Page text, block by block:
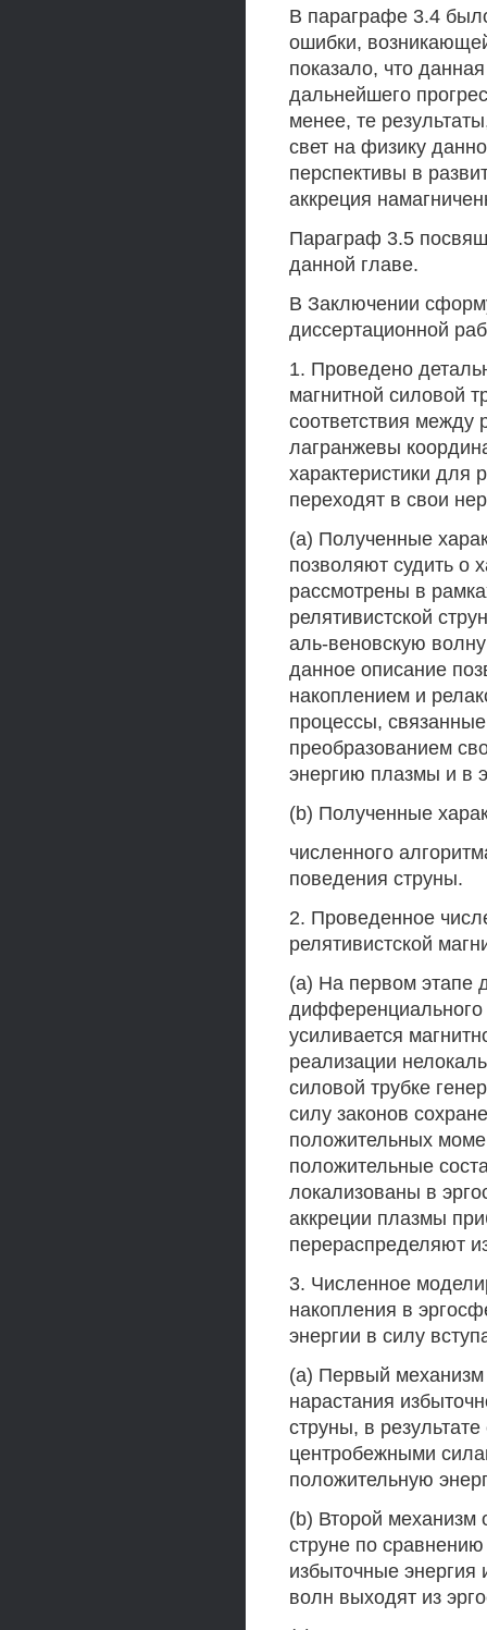
В параграфе 3.4
ошибки,
показало, что
дальнейшего
менее, те
свет на физику
перспективы в
аккреция
Параграф 3.5
данной главе.
В Заключении
диссертационной
1. Проведено
магнитной силовой
соответствия между
лагранжевы
характеристики для
переходят в свои
(a) Полученные
позволяют судить о
рассмотрены в
релятивистской
аль-веновскую
данное описание
накоплением и
процессы,
преобразованием
энергию плазмы и в
(b) Полученные
численного
поведения струны.
2. Проведенное
релятивистской
(а) На первом этапе
дифференциального
усиливается
реализации
силовой трубке
силу законов
положительных
положительные
локализованы в
аккреции плазмы
перераспределяют
3. Численное
накопления в
энергии в силу
(a) Первый механизм
нарастания
струны, в
центробежными
положительную
(b) Второй
струне по
избыточные
волн выходят из